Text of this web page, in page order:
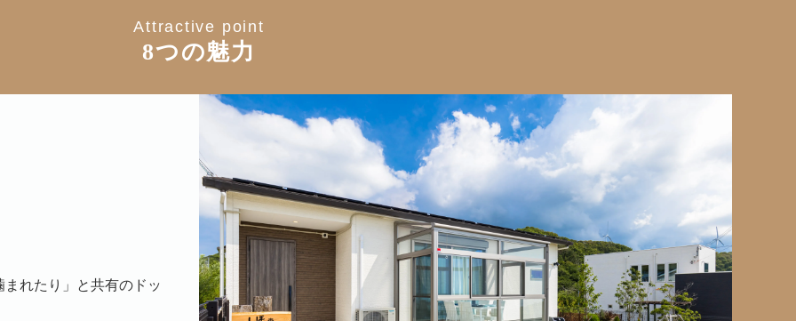
Attractive point
8つの魅力
れたり」と共有のドッ